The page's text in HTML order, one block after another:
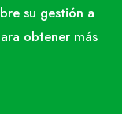
su gestión a
obtener más